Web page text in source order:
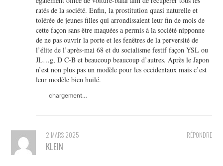
ratés de la société. Enfin, la prostitution quasi naturelle et
tolérée de jeunes filles qui arrondissaient leur fin de mois de
cette façon sans être maquées a permis à la société nipponne
de ne pas ouvrir la porte et les fenêtres de la perversité de
l’élite de l’après-mai 68 et du socialisme festif façon YSL ou
JL…g, D C-B et beaucoup beaucoup d’autres. Après le Japon
n’est non plus pas un modèle pour les occidentaux mais c’est
leur modèle bien huilé.
chargement…
RÉPONDRE
2 MARS 2025
KLEIN